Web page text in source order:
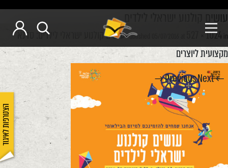
הצטרפות לאיגוד
עושים קולנוע ישראלי לילדים
Published 527 × 1024 in
עושים קולנוע ישראלי לילדים: סדנא
מקצועית ליוצרים
← Previous
Next →